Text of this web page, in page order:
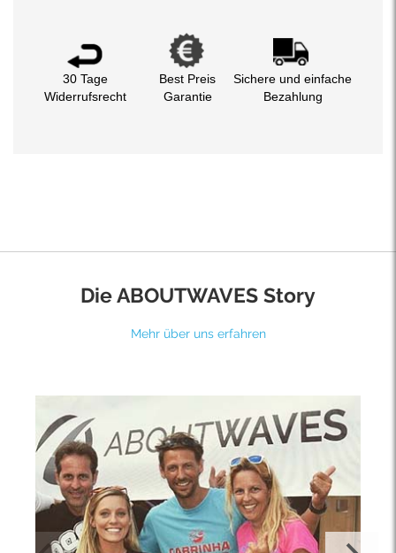
30 Tage
Widerrufsrecht
Best Preis
Garantie
Sichere und einfache
Bezahlung
Die ABOUTWAVES Story
Mehr über uns erfahren